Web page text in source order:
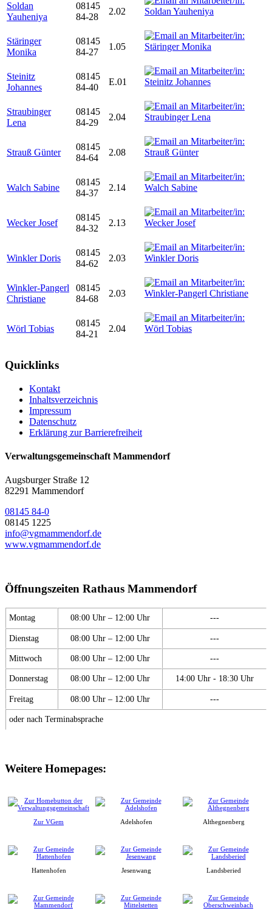
Soldan
Yauheniya
08145
84-28
2.02
Stäringer
Monika
08145
84-27
1.05
Steinitz
Johannes
08145
84-40
E.01
Straubinger
Lena
08145
84-29
2.04
Strauß Günter
08145
84-64
2.08
Walch Sabine
08145
84-37
2.14
Wecker Josef
08145
84-32
2.13
Winkler Doris
08145
84-62
2.03
Winkler-Pangerl
Christiane
08145
84-68
2.03
Wörl Tobias
08145
84-21
2.04
Quicklinks
Kontakt
Inhaltsverzeichnis
Impressum
Datenschutz
Erklärung zur Barrierefreiheit
Verwaltungsgemeinschaft Mammendorf
Augsburger Straße 12
82291 Mammendorf
08145 84-0
08145 1225
info@vgmammendorf.de
www.vgmammendorf.de
Öffnungszeiten Rathaus Mammendorf
Montag 08:00 Uhr – 12:00 Uhr ---
Dienstag 08:00 Uhr – 12:00 Uhr ---
Mittwoch 08:00 Uhr – 12:00 Uhr ---
Donnerstag 08:00 Uhr – 12:00 Uhr 14:00 Uhr - 18:30 Uhr
Freitag 08:00 Uhr – 12:00 Uhr ---
oder nach Terminabsprache
Weitere Homepages:
Zur VGem Adelshofen Althegnenberg
Hattenhofen Jesenwang Landsberied